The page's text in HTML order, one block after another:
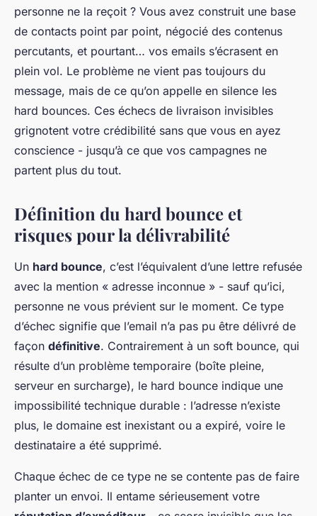
personne ne la reçoit ? Vous avez construit une base
de contacts point par point, négocié des contenus
percutants, et pourtant… vos emails s’écrasent en
plein vol. Le problème ne vient pas toujours du
message, mais de ce qu’on appelle en silence les
hard bounces. Ces échecs de livraison invisibles
grignotent votre crédibilité sans que vous en ayez
conscience - jusqu’à ce que vos campagnes ne
partent plus du tout.
Définition du hard bounce et
risques pour la délivrabilité
Un hard bounce, c’est l’équivalent d’une lettre refusée
avec la mention « adresse inconnue » - sauf qu’ici,
personne ne vous prévient sur le moment. Ce type
d’échec signifie que l’email n’a pas pu être délivré de
façon définitive. Contrairement à un soft bounce, qui
résulte d’un problème temporaire (boîte pleine,
serveur en surcharge), le hard bounce indique une
impossibilité technique durable : l’adresse n’existe
plus, le domaine est inexistant ou a expiré, voire le
destinataire a été supprimé.
Chaque échec de ce type ne se contente pas de faire
planter un envoi. Il entame sérieusement votre